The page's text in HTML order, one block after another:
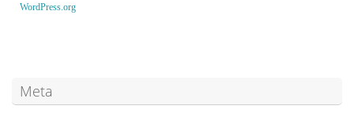
WordPress.org
Meta